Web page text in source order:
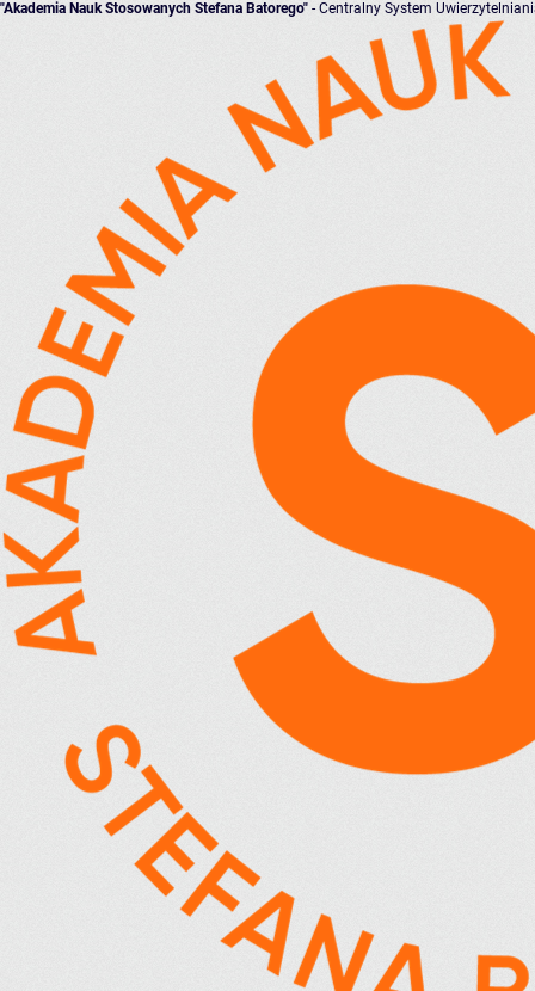
"Akademia Nauk Stosowanych Stefana Batorego" - Centralny System